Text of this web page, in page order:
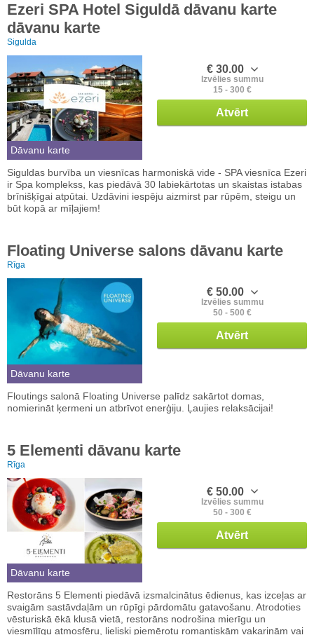
Ezeri SPA Hotel Siguldā dāvanu karte
dāvanu karte
Sigulda
Dāvanu karte
€ 30.00
Izvēlies summu
15 - 300 €
Atvērt
Siguldas burvība un viesnīcas harmoniskā vide - SPA viesnīca Ezeri
ir Spa komplekss, kas piedāvā 30 labiekārtotas un skaistas istabas
brīnišķīgai atpūtai. Uzdāvini iespēju aizmirst par rūpēm, steigu un
būt kopā ar mīļajiem!
Floating Universe salons dāvanu karte
Rīga
Dāvanu karte
€ 50.00
Izvēlies summu
50 - 500 €
Atvērt
Floutings salonā Floating Universe palīdz sakārtot domas,
nomierināt ķermeni un atbrīvot enerģiju. Ļaujies relaksācijai!
5 Elementi dāvanu karte
Rīga
Dāvanu karte
€ 50.00
Izvēlies summu
50 - 300 €
Atvērt
Restorāns 5 Elementi piedāvā izsmalcinātus ēdienus, kas izceļas ar
svaigām sastāvdaļām un rūpīgi pārdomātu gatavošanu. Atrodoties
vēsturiskā ēkā klusā vietā, restorāns nodrošina mierīgu un
viesmīlīgu atmosfēru, lieliski piemērotu romantiskām vakariņām vai